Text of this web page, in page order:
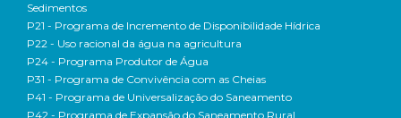
Sedimentos
P21 - Programa de Incremento de Disponibilidade Hídrica
P22 - Uso racional da água na agricultura
P24 - Programa Produtor de Água
P31 - Programa de Convivência com as Cheias
P41 - Programa de Universalização do Saneamento
P42 - Programa de Expansão do Saneamento Rural